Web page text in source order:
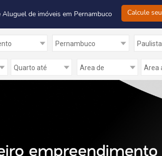
de imóveis em Pernambuco Calcule